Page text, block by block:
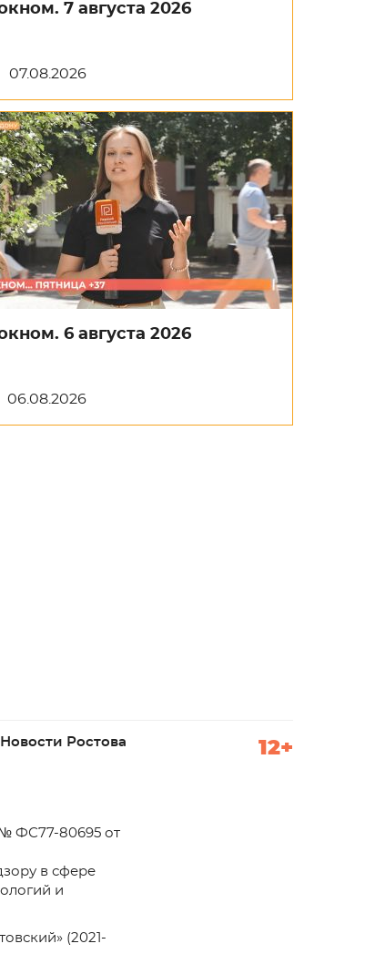
7 августа 2026
07.08.2026
6 августа 2026
06.08.2026
Новости Ростова 12+
ФС77-80695 от
в сфере
и
(2021-